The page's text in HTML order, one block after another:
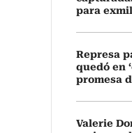
para
Represa
quedó en
promesa
Valerie